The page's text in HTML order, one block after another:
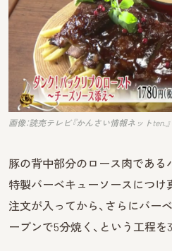
画像：読売テレビ『かんさい情報ネットten.』
豚の背中部分のロース肉である
特製バーベキューソースにつけ
注文が入ってから、さらにバー
ーブンで5分焼く、という工程を